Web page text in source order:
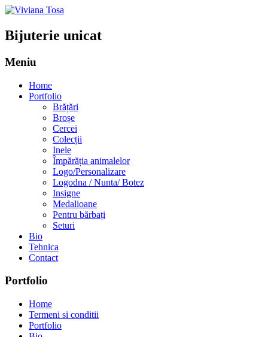
Bijuterie unicat
Meniu
Home
Portfolio
Brățări
Broșe
Cercei
Colecții
Inele
Împărăția animalelor
Logo/Personalizare
Logodna / Nunta/ Botez
Insigne
Medalioane
Pentru bărbați
Seturi
Bio
Tehnica
Contact
Portfolio
Home
Termeni si conditii
Portfolio